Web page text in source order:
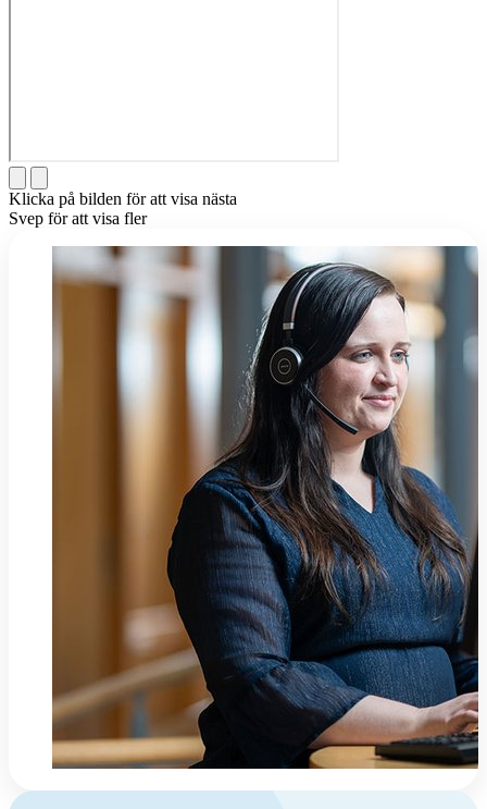
Klicka på bilden för att visa nästa
Svep för att visa fler